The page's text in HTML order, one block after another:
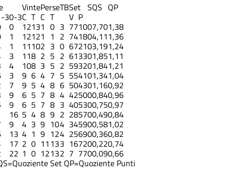
VintePerseTBSet SQS QP
30-3C T C T V P
0 12131 0 3 771007,701,38
1 12121 1 2 741804,111,36
1 11102 3 0 672103,191,24
3 118 2 5 2 613301,851,11
4 108 3 5 2 593201,841,21
3 9 6 4 7 5 554101,341,04
7 9 5 4 8 6 504301,160,92
9 6 5 7 8 4 425000,840,96
9 6 5 7 8 3 405300,750,97
16 5 4 8 9 2 285700,490,84
9 4 3 9 104 345900,581,02
13 4 1 9 124 256900,360,82
17 2 0 11 133 167200,220,74
22 1 0 12132 7 7700,090,66
Set QP=Quoziente Punti